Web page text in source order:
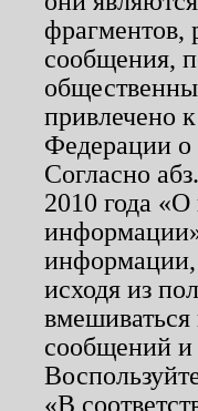
фрагментов,
сообщения,
привлечено
Федерации о
Согласно
2010 года
информации,
исходя из
вмешиваться
сообщений и
«В